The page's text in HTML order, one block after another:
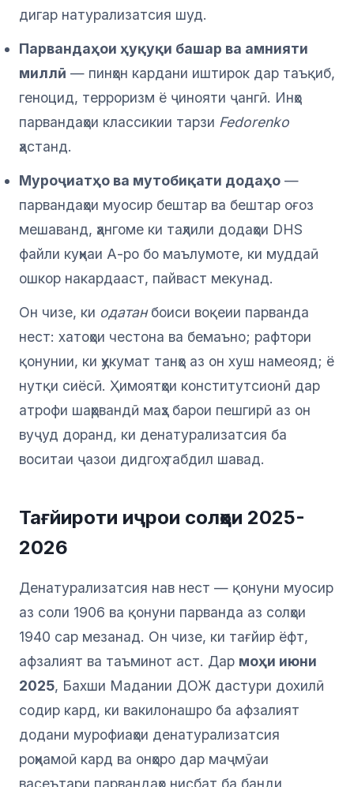
дигар натурализатсия шуд.
Парвандаҳои ҳуқуқи башар ва амнияти
миллӣ — пинҳон кардани иштирок дар таъқиб,
геноцид, терроризм ё ҷинояти ҷангӣ. Инҳо
парвандаҳои классикии тарзи Fedorenko
ҳастанд.
Муроҷиатҳо ва мутобиқати додаҳо —
парвандаҳои муосир бештар ва бештар оғоз
мешаванд, ҳангоме ки таҳлили додаҳои DHS
файли куҳнаи А-ро бо маълумоте, ки муддаӣ
ошкор накардааст, пайваст мекунад.
Он чизе, ки одатанбоиси воқеии парванда
нест: хатоҳои честона ва бемаъно; рафтори
қонунии, ки ҳукумат танҳо аз он хуш намеояд; ё
нутқи сиёсӣ. Ҳимоятҳои конститутсионӣ дар
атрофи шаҳрвандӣ маҳз барои пешгирӣ аз он
вуҷуд доранд, ки денатурализатсия ба
воситаи ҷазои дидгоҳ табдил шавад.
Тағйироти иҷрои солҳои 2025-
2026
Денатурализатсия нав нест — қонуни муосир
аз соли 1906 ва қонуни парванда аз солҳои
1940 сар мезанад. Он чизе, ки тағйир ёфт,
афзалият ва таъминот аст. Дар моҳи июни
2025, Бахши Мадании ДОЖ дастури дохилӣ
содир кард, ки вакилонашро ба афзалият
додани мурофиаҳои денатурализатсия
роҳнамоӣ кард ва онҳоро дар маҷмӯаи
васеътари парвандаҳо нисбат ба банди